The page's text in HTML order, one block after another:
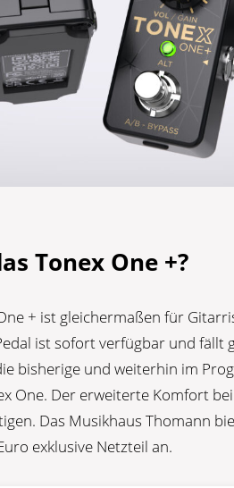
Tonex One +?
+ ist gleichermaßen für
ist sofort verfügbar und fällt
bisherige und weiterhin im
One. Der erweiterte Komfort
Das Musikhaus Thomann
exklusive Netzteil an.